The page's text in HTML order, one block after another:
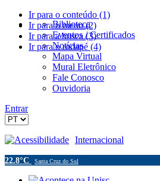
Ir para o conteúdo (1)
Ir para o menu (2)
Ir para a busca (3)
Ir para o rodapé (4)
Biblioteca
Eventos / Certificados
Notícias
Mapa Virtual
Mural Eletrônico
Fale Conosco
Ouvidoria
Entrar
Acessibilidade Internacional
22.8°C Santa Cruz do Sul